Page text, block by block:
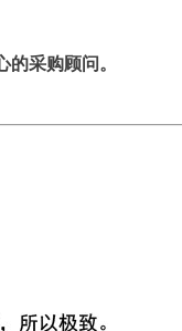
采购顾问。